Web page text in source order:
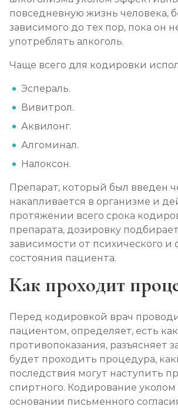
повседневную жизнь человека,
зависимого до тех пор, пока он
употреблять алкоголь.
Чаще всего для кодировки
Эспераль.
Вивитрол.
Аквилонг.
Алгоминал.
Налоксон.
Препарат, который был введен
накапливается в организме и
протяжении всего срока
препарата, дозировку
зависимости от психического и
состояния пациента.
Как проходит
Перед кодировкой врач
пациентом, определяет, есть
противопоказания, разъясняет
будет проходить процедура,
последствия могут наступить
спиртного. Кодирование
основании письменного